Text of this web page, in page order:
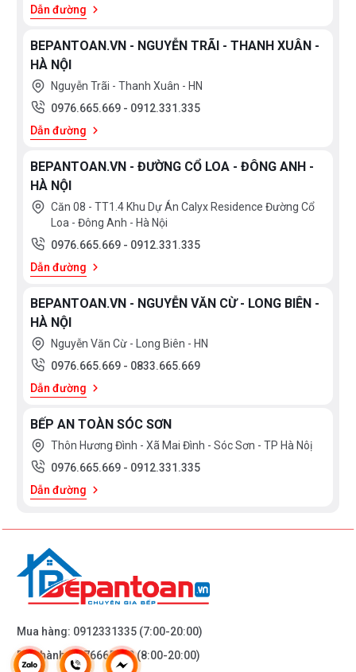
* Bạn có thể điều chỉnh nhiệt độ và lượng nước theo ý
muốn cũng có thể dễ dàng thay đổi độ cao hay chiều
hướng của bát sen, tay sen sao cho phù hợp với mỗi
Dẫn đường
BEPANTOAN.VN - NGUYỄN TRÃI - THANH XUÂN -
HÀ NỘI
Nguyễn Trãi - Thanh Xuân - HN
0976.665.669 - 0912.331.335
Dẫn đường
BEPANTOAN.VN - ĐƯỜNG CỔ LOA - ĐÔNG ANH -
HÀ NỘI
Căn 08 - TT1.4 Khu Dự Án Calyx Residence Đường Cổ
Loa - Đông Anh - Hà Nội
0976.665.669 - 0912.331.335
Dẫn đường
BEPANTOAN.VN - NGUYỄN VĂN CỪ - LONG BIÊN -
HÀ NỘI
Nguyễn Văn Cừ - Long Biên - HN
0976.665.669 - 0833.665.669
Dẫn đường
BẾP AN TOÀN SÓC SƠN
Thôn Hương Đình - Xã Mai Đình - Sóc Sơn - TP Hà Nôị
0976.665.669 - 0912.331.335
Dẫn đường
Mua hàng: 0912331335 (7:00-20:00)
Bảo hành:0976665669(8:00-20:00)